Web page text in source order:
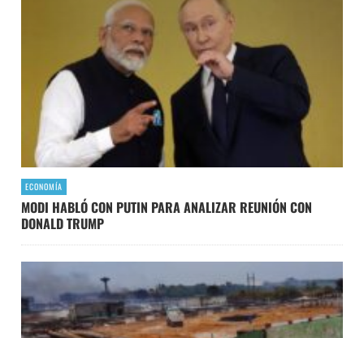
ECONOMÍA
MODI HABLÓ CON PUTIN PARA ANALIZAR REUNIÓN CON
DONALD TRUMP